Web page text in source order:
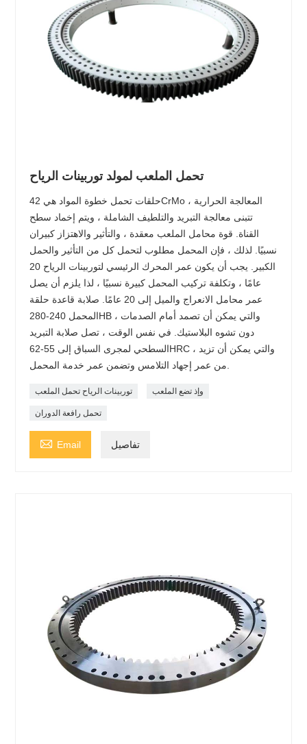
تحمل الملعب لمولد توربينات الرياح
حلقات تحمل خطوة المواد هي 42CrMo ، المعالجة الحرارية
تتبنى معالجة التبريد والتلطيف الشاملة ، ويتم إخماد سطح
القناة. قوة محامل الملعب معقدة ، والتأثير والاهتزاز كبيران
نسبيًا. لذلك ، فإن المحمل مطلوب لتحمل كل من التأثير والحمل
الكبير. يجب أن يكون عمر المحرك الرئيسي لتوربينات الرياح 20
عامًا ، وتكلفة تركيب المحمل كبيرة نسبيًا ، لذا يلزم أن يصل
عمر محامل الانعراج والميل إلى 20 عامًا. صلابة قاعدة حلقة
المحمل 240-280HB ، والتي يمكن أن تصمد أمام الصدمات
دون تشوه البلاستيك. في نفس الوقت ، تصل صلابة التبريد
السطحي لمجرى السباق إلى 55-62HRC ، والتي يمكن أن تزيد
توربينات الرياح تحمل الملعب وإذ تضع الملعب
تحمل رافعة الدوران
 Email تفاصيل